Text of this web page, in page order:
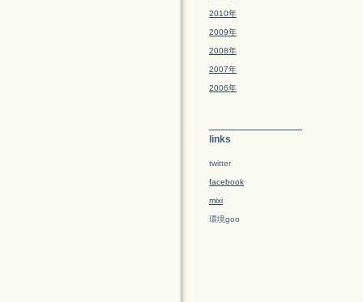
2010年
2009年
2008年
2007年
2006年
links
twitter
facebook
mixi
環境goo